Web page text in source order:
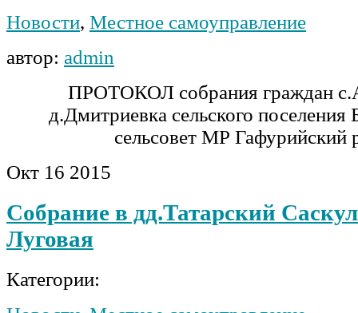
Новости, Местное самоуправление
автор: admin
ПРОТОКОЛ собрания граждан
д.Дмитриевка сельского поселения
сельсовет МР Гафурийский
Окт 16 2015
Собрание в дд.Татарский
Луговая
Категории: